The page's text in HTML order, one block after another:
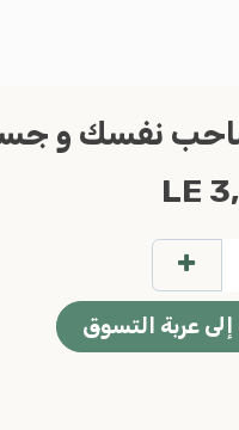
نفسك و
إلى عربة التسوق